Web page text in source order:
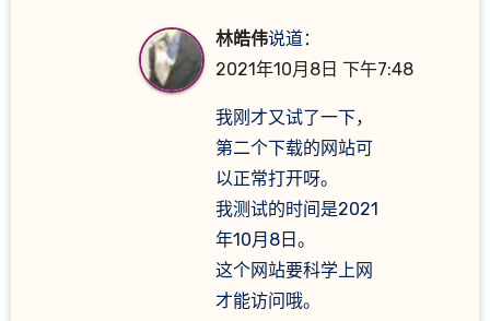
林皓伟说道：
2021年10月8日 下午7:48
我刚才又试了一下，
第二个下载的网站可
以正常打开呀。
我测试的时间是2021
年10月8日。
这个网站要科学上网
才能访问哦。